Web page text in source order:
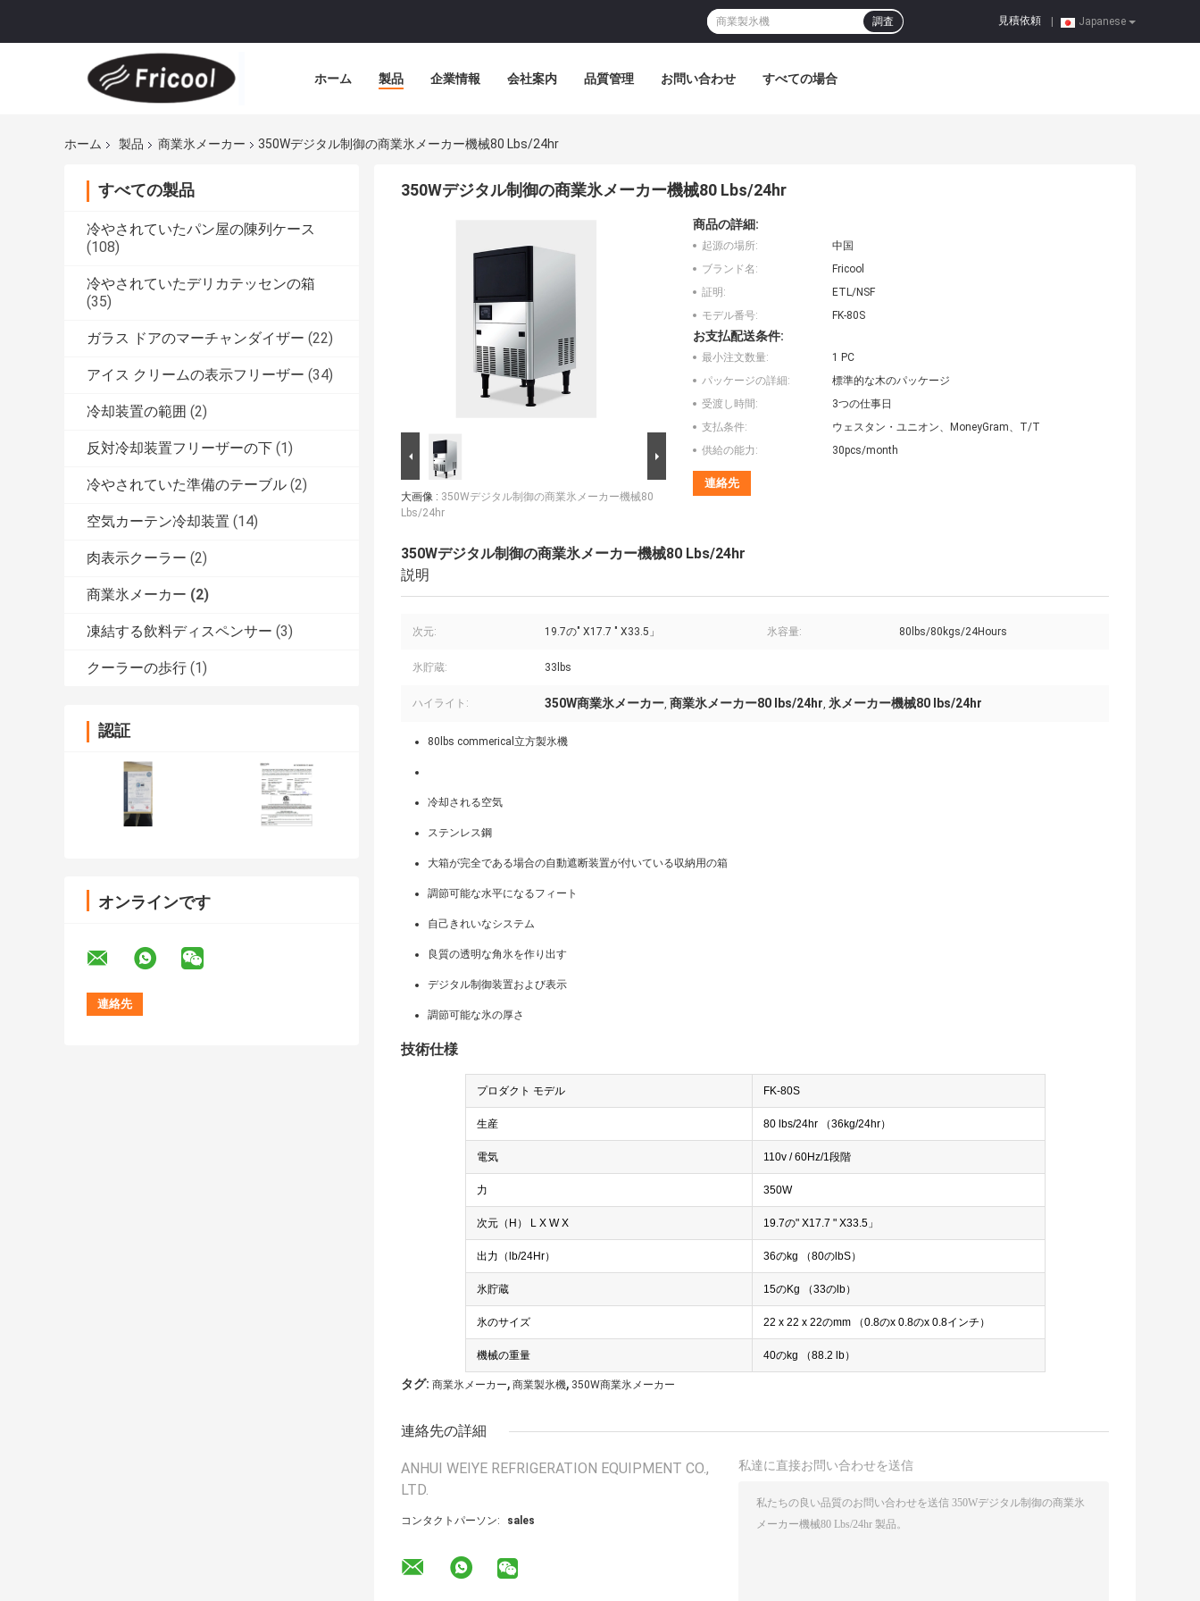
Japanese
見積依頼
調査
ホーム 製品 企業情報 会社案内 品質管理 お問い合わせ すべての場合
ホーム 製品 商業氷メーカー 350Wデジタル制御の商業氷メーカー機械80 Lbs/24hr
すべての製品
冷やされていたパン屋の陳列ケース
(108)
冷やされていたデリカテッセンの箱
(35)
ガラス ドアのマーチャンダイザー (22)
アイス クリームの表示フリーザー (34)
冷却装置の範囲 (2)
反対冷却装置フリーザーの下 (1)
冷やされていた準備のテーブル (2)
空気カーテン冷却装置 (14)
肉表示クーラー (2)
商業氷メーカー (2)
凍結する飲料ディスペンサー (3)
クーラーの歩行 (1)
認証
オンラインです
350Wデジタル制御の商業氷メーカー機械80 Lbs/24hr
大画像 : 350Wデジタル制御の商業氷メーカー機械80
Lbs/24hr
商品の詳細:
起源の場所:
中国
ブランド名:
Fricool
証明:
ETL/NSF
モデル番号:
FK-80S
お支払配送条件:
最小注文数量:
1 PC
パッケージの詳細:
標準的な木のパッケージ
受渡し時間:
3つの仕事日
支払条件:
ウェスタン・ユニオン、MoneyGram、T/T
供給の能力:
30pcs/month
連絡先
350Wデジタル制御の商業氷メーカー機械80 Lbs/24hr
説明
次元: 19.7の" X17.7 " X33.5」 氷容量: 80lbs/80kgs/24Hours
氷貯蔵: 33lbs
ハイライト: 350W商業氷メーカー, 商業氷メーカー80 lbs/24hr, 氷メーカー機械80 lbs/24hr
80lbs commerical立方製氷機
冷却される空気
ステンレス鋼
大箱が完全である場合の自動遮断装置が付いている収納用の箱
調節可能な水平になるフィート
自己きれいなシステム
良質の透明な角氷を作り出す
デジタル制御装置および表示
調節可能な氷の厚さ
技術仕様
プロダクト モデル FK-80S
生産 80 lbs/24hr （36kg/24hr）
電気 110v / 60Hz/1段階
力 350W
次元（H） L X W X 19.7の" X17.7 " X33.5」
出力（lb/24Hr） 36のkg （80のlbS）
氷貯蔵 15のKg （33のlb）
氷のサイズ 22 x 22 x 22のmm （0.8のx 0.8のx 0.8インチ）
機械の重量 40のkg （88.2 lb）
タグ: 商業氷メーカー, 商業製氷機, 350W商業氷メーカー
連絡先の詳細
ANHUI WEIYE REFRIGERATION EQUIPMENT CO.,
LTD.
コンタクトパーソン: sales
私達に直接お問い合わせを送信